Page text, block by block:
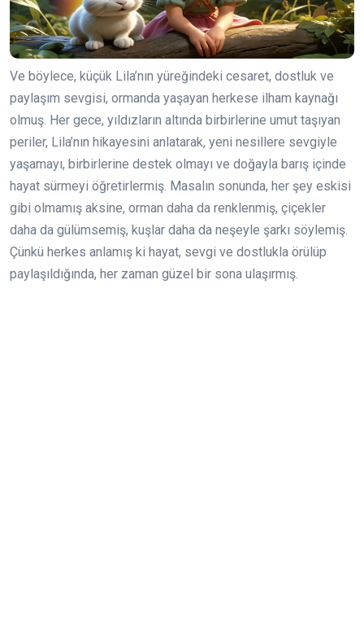
Ve böylece, küçük Lila’nın yüreğindeki cesaret, dostluk ve
paylaşım sevgisi, ormanda yaşayan herkese ilham kaynağı
olmuş. Her gece, yıldızların altında birbirlerine umut taşıyan
periler, Lila’nın hikayesini anlatarak, yeni nesillere sevgiyle
yaşamayı, birbirlerine destek olmayı ve doğayla barış içinde
hayat sürmeyi öğretirlermiş. Masalın sonunda, her şey eskisi
gibi olmamış aksine, orman daha da renklenmiş, çiçekler
daha da gülümsemiş, kuşlar daha da neşeyle şarkı söylemiş.
Çünkü herkes anlamış ki hayat, sevgi ve dostlukla örülüp
paylaşıldığında, her zaman güzel bir sona ulaşırmış.